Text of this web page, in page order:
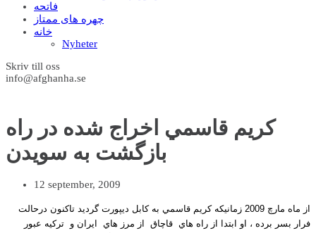
فاتحه
چهره های ممتاز
خانه
Nyheter
Skriv till oss
info@afghanha.se
کريم قاسمي اخراج شده در راه
بازگشت به سويدن
12 september, 2009
از ماه مارچ 2009 زمانيکه کريم قاسمي به کابل ديپورت گرديد تاکنون درحالت
فرار بسر برده ، او ابتدا از راه هاي قاچاق از مرز هاي ايران و
ترکيه عبور